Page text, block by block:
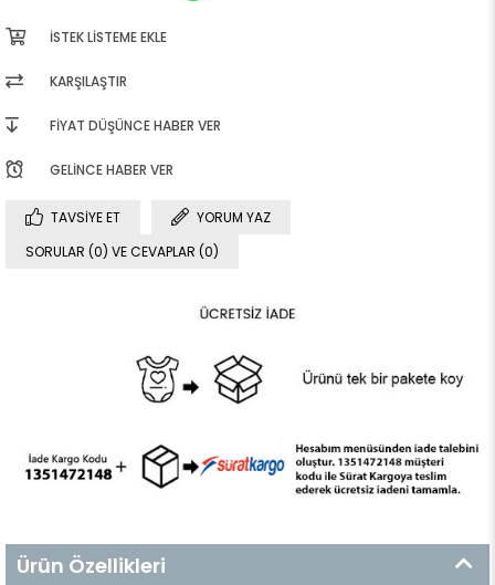
İSTEK LISTEME EKLE
KARŞILAŞTIR
FIYAT DÜŞÜNCE HABER VER
GELINCE HABER VER
TAVSIYE ET
YORUM YAZ
SORULAR (0) VE CEVAPLAR (0)
Ürün Özellikleri